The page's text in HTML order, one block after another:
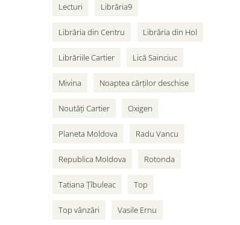
Lecturi Librăria9
Librăria din Centru Librăria din Hol
Librăriile Cartier Lică Sainciuc
Mivina Noaptea cărților deschise
Noutăți Cartier Oxigen
Planeta Moldova Radu Vancu
Republica Moldova Rotonda
Tatiana Țîbuleac Top
Top vânzări Vasile Ernu